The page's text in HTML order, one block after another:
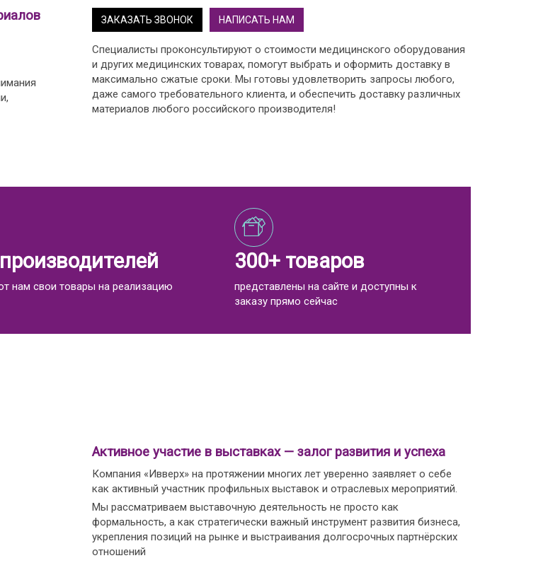
ЗАКАЗАТЬ ЗВОНОК НАПИСАТЬ НАМ
Специалисты проконсультируют о стоимости медицинского оборудования
и других медицинских товарах, помогут выбрать и оформить доставку в
максимально сжатые сроки. Мы готовы удовлетворить запросы любого,
даже самого требовательного клиента, и обеспечить доставку различных
материалов любого российского производителя!
нам свои товары на реализацию
300+ товаров
представлены на сайте и доступны к
заказу прямо сейчас
Активное участие в выставках — залог развития и успеха
Компания «Ивверх» на протяжении многих лет уверенно заявляет о себе
как активный участник профильных выставок и отраслевых мероприятий.
Мы рассматриваем выставочную деятельность не просто как
формальность, а как стратегически важный инструмент развития бизнеса,
укрепления позиций на рынке и выстраивания долгосрочных партнёрских
отношений